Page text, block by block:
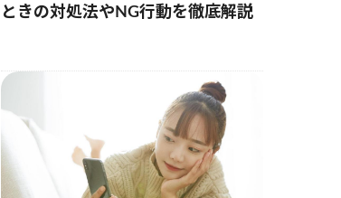
ときの対処法やNG行動を徹底解説